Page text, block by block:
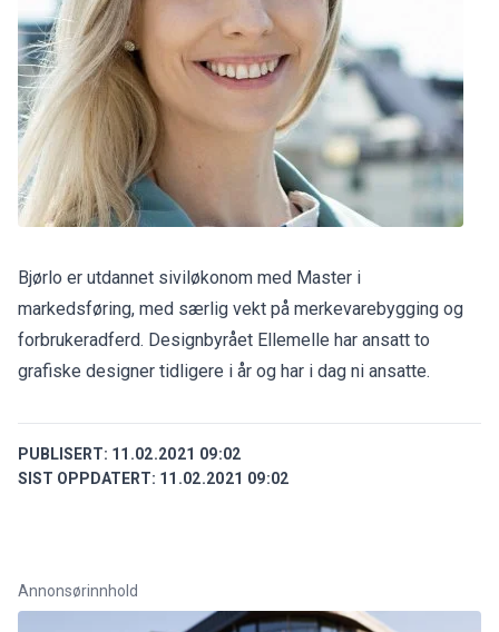
Bjørlo er utdannet siviløkonom med Master i
markedsføring, med særlig vekt på merkevarebygging og
forbrukeradferd. Designbyrået Ellemelle har ansatt to
grafiske designer tidligere i år og har i dag ni ansatte.
PUBLISERT: 11.02.2021 09:02
SIST OPPDATERT: 11.02.2021 09:02
Annonsørinnhold